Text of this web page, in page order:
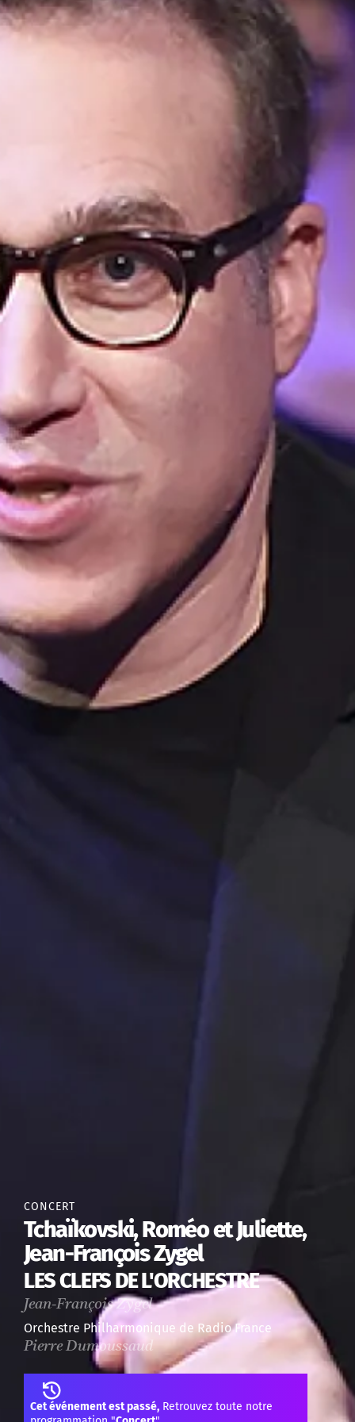
CONCERT
Tchaïkovski, Roméo et Juliette,
Jean-François Zygel
LES CLEFS DE L'ORCHESTRE
Jean-François Zygel
Orchestre Philharmonique de Radio France
Pierre Dumoussaud
Cet événement est passé, Retrouvez toute notre